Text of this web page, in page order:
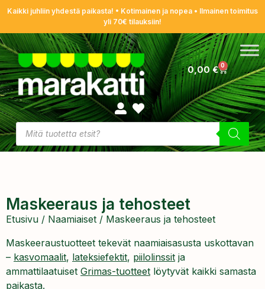
Kaikki juhliin yhdestä paikasta! • Kotimainen ja nopea • Ilmainen toimitus
yli 70€ tilauksiin!
0,00€ 0
Maskeeraus ja tehosteet
Etusivu / Naamiaiset / Maskeeraus ja tehosteet
Maskeeraustuotteet tekevät naamiaisasusta uskottavan
– kasvomaalit, lateksiefektit, piilolinssit ja
ammattilaatuiset Grimas-tuotteet löytyvät kaikki samasta
paikasta.